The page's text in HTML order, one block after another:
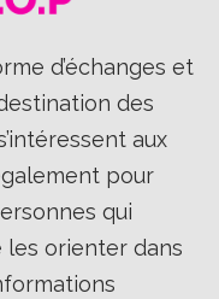
d’échanges et
des
aux
pour
qui
les orienter dans